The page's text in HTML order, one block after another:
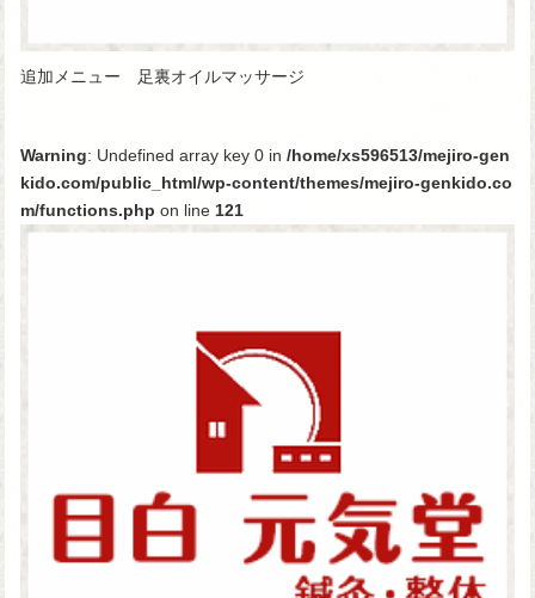
追加メニュー 足裏オイルマッサージ
Warning: Undefined array key 0 in /home/xs596513/mejiro-gen
kido.com/public_html/wp-content/themes/mejiro-genkido.co
m/functions.php on line 121